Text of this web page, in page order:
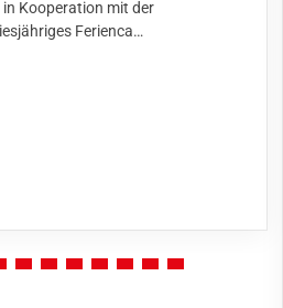
in Kooperation mit der
Ferienca…